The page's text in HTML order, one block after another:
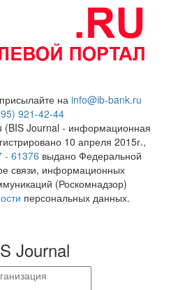
на info@ib-bank.ru
921-42-44
(BIS Journal - информационная
10 апреля 2015г.,
- 61376 выдано Федеральной
связи, информационных
(Роскомнадзор)
персональных данных.
Journal